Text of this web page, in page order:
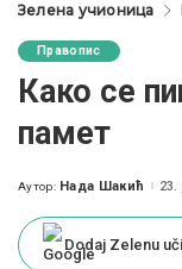
Зелена учионица
Правопис
Како се
памет
Posted
Аутор: Нада Шакић 23.
Dodaj Zelenu